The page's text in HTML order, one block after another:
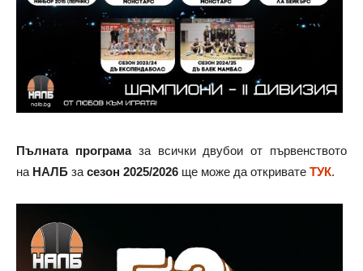
Пълната програмаза всички двубои от първенството
на НАЛБ за сезон 2025/2026 ще може да откривате ТУК.